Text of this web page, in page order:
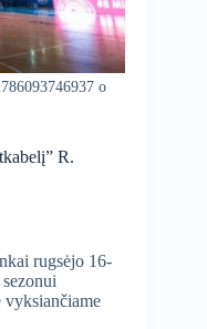
o
R.
rugsėjo 16-
vyksiančiame